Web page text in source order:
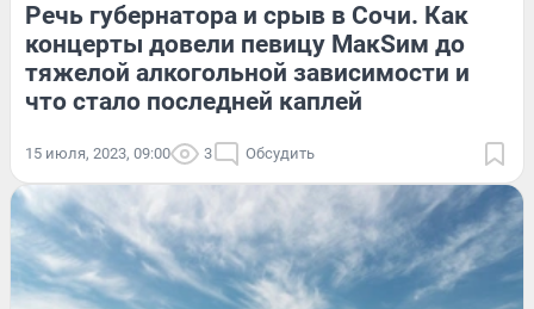
Речь губернатора и срыв в Сочи. Как
концерты довели певицу MaкSим до
тяжелой алкогольной зависимости и
что стало последней каплей
15 июля, 2023, 09:00 3 Обсудить